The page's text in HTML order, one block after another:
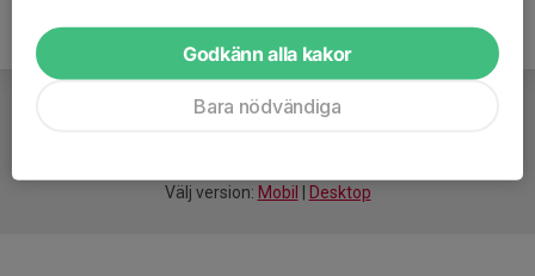
Välj version: Mobil Desktop
Godkänn alla kakor
Bara nödvändiga